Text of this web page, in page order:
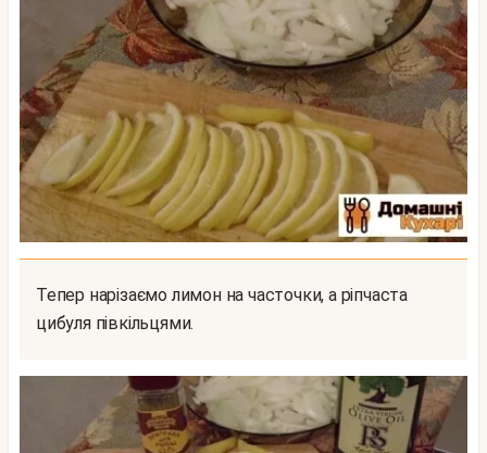
Тепер нарізаємо лимон на часточки, а ріпчаста
цибуля півкільцями.